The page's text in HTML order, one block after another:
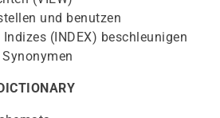
und benutzen
(INDEX) beschleunigen